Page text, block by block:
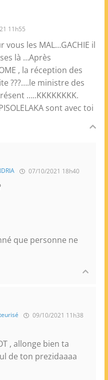
11h55
vous les MAL…GACHIE il
là …Après
, la réception des
???….le ministre des
…..KKKKKKKK.
sont avec toi
07/10/2021 18h40
que personne ne
09/10/2021 11h38
, allonge bien ta
de ton prezidaaaa